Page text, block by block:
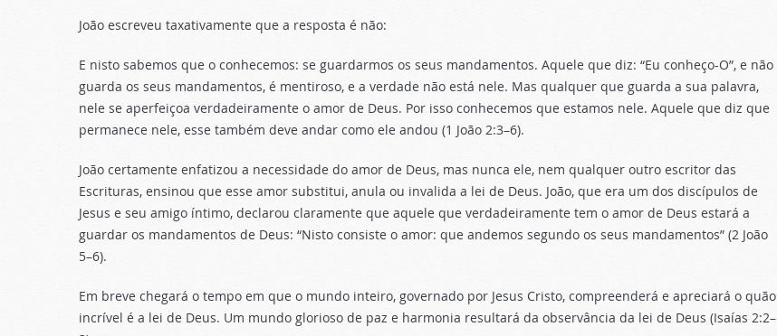
João escreveu taxativamente que a resposta é não:
E nisto sabemos que o conhecemos: se guardarmos os seus mandamentos. Aquele que diz: “Eu conheço-O”, e não
guarda os seus mandamentos, é mentiroso, e a verdade não está nele. Mas qualquer que guarda a sua palavra,
nele se aperfeiçoa verdadeiramente o amor de Deus. Por isso conhecemos que estamos nele. Aquele que diz que
permanece nele, esse também deve andar como ele andou (1 João 2:3–6).
João certamente enfatizou a necessidade do amor de Deus, mas nunca ele, nem qualquer outro escritor das
Escrituras, ensinou que esse amor substitui, anula ou invalida a lei de Deus. João, que era um dos discípulos de
Jesus e seu amigo íntimo, declarou claramente que aquele que verdadeiramente tem o amor de Deus estará a
guardar os mandamentos de Deus: “Nisto consiste o amor: que andemos segundo os seus mandamentos” (2 João
5–6).
Em breve chegará o tempo em que o mundo inteiro, governado por Jesus Cristo, compreenderá e apreciará o quão
incrível é a lei de Deus. Um mundo glorioso de paz e harmonia resultará da observância da lei de Deus (Isaías 2:2–